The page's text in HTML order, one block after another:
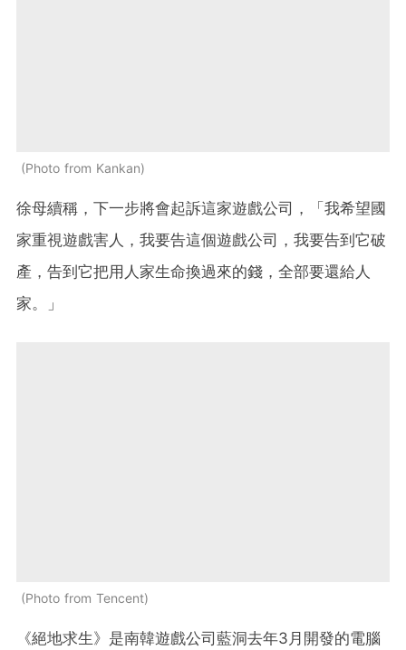
Photo from Kankan
徐母續稱，下一步將會起訴這家遊戲公司，「我希望國
家重視遊戲害人，我要告這個遊戲公司，我要告到它破
產，告到它把用人家生命換過來的錢，全部要還給人
家。」
Photo from Tencent
《絕地求生》是南韓遊戲公司藍洞去年3月開發的電腦